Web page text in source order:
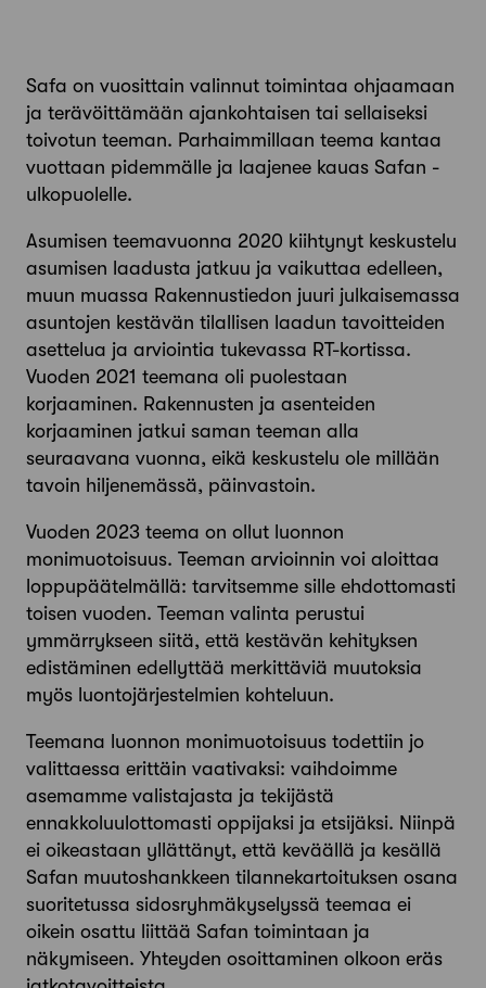
Safa on vuosittain valinnut toimintaa ohjaamaan
ja terävöittämään ajankohtaisen tai sellaiseksi
toivotun teeman. Parhaimmillaan teema kantaa
vuottaan pidemmälle ja laajenee kauas Safan ­
ulkopuolelle.
Asumisen teemavuonna 2020 kiihtynyt keskustelu
asumisen laadusta jatkuu ja vaikuttaa edelleen,
muun muassa Rakennustiedon juuri julkaisemassa
asuntojen kestävän tilallisen laadun tavoitteiden
asettelua ja arviointia tukevassa RT-­kortissa.
Vuoden 2021 teemana oli puolestaan
korjaaminen. Rakennusten ja asenteiden
korjaaminen jatkui saman teeman alla
seuraavana vuonna, eikä keskustelu ole millään
tavoin hiljenemässä, päin­vastoin.
Vuoden 2023 teema on ollut luonnon
monimuotoisuus. Teeman arvioinnin voi aloittaa
loppupäätelmällä: tarvitsemme sille ehdottomasti
toisen vuoden. Teeman valinta perustui
ymmärrykseen siitä, että kestävän kehityksen
edistäminen edellyttää merkittäviä muutoksia
myös luontojärjestelmien kohteluun.
Teemana luonnon monimuotoisuus todettiin jo
valittaessa erittäin vaativaksi: vaihdoimme
asemamme valistajasta ja tekijästä
ennakkoluulottomasti oppijaksi ja etsijäksi. Niinpä
ei oikeastaan yllättänyt, että keväällä ja kesällä
Safan muutoshankkeen tilannekartoituksen osana
suoritetussa sidosryhmäkyselyssä teemaa ei
oikein osattu liittää Safan toimintaan ja
näkymiseen. Yhteyden osoittaminen olkoon eräs